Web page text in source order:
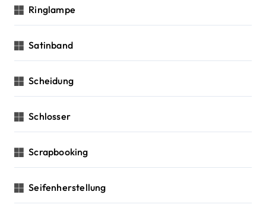
Ringlampe
Satinband
Scheidung
Schlosser
Scrapbooking
Seifenherstellung